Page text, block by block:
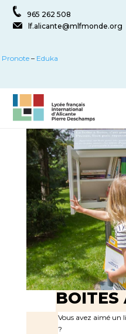
965 262 508
lf.alicante@mlfmonde.org
Pronote – Eduka
BOITES
Vous avez aimé un
?